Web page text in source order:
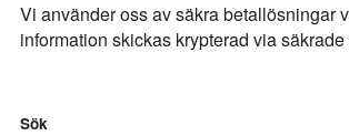
Vi använder oss av säkra betallösningar
information skickas krypterad via säkrade
Sök